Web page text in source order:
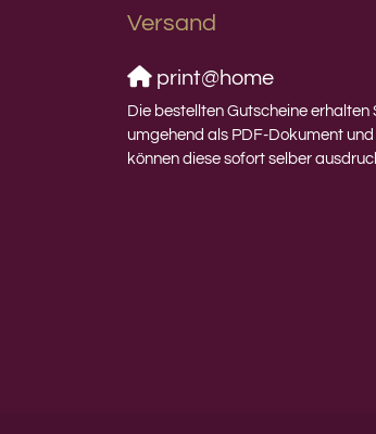
Versand
print@home
Die bestellten Gutscheine erhalten
umgehend als PDF-Dokument und
können diese sofort selber